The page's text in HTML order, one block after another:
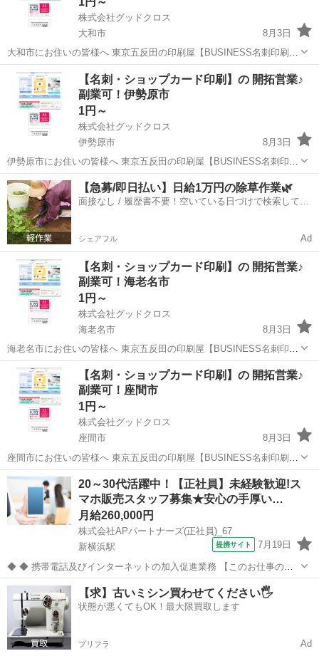
株式会社グッドクロス
大和市
8月3日
大和市にお住いの皆様へ 東京五反田の印刷屋【BUSINESS名刺印刷
所】です。 Wワーク・副業として 企業や飲食店等の店舗に対して 名
刺印刷の開拓営業 を行っていただける方を募集しています。 今のあ
な...
神奈川 大和市 営業 スタッフ
【名刺・ショップカード印刷】の 開拓営業♪
副業可！伊勢原市
1円～
株式会社グッドクロス
伊勢原市
8月3日
伊勢原市にお住いの皆様へ 東京五反田の印刷屋【BUSINESS名刺印刷
所】です。 Wワーク・副業として 企業や飲食店等の店舗に対して 名
刺印刷の開拓営業 を行っていただける方を募集しています。 今のあ...
神奈川 伊勢原市 営業 スタッフ
【急募/即日払い】日給1万円の除草作業🌿
面接なし / 履歴書不要！空いている日づけで検索して即
シェアフル Ad
【名刺・ショップカード印刷】の 開拓営業♪
副業可！海老名市
1円～
株式会社グッドクロス
海老名市
8月3日
海老名市にお住いの皆様へ 東京五反田の印刷屋【BUSINESS名刺印刷
所】です。 Wワーク・副業として 企業や飲食店等の店舗に対して 名
刺印刷の開拓営業 を行っていただける方を募集しています。 今のあ...
神奈川 海老名市 営業 スタッフ
【名刺・ショップカード印刷】の 開拓営業♪
副業可！座間市
1円～
株式会社グッドクロス
座間市
8月3日
座間市にお住いの皆様へ 東京五反田の印刷屋【BUSINESS名刺印刷
所】です。 Wワーク・副業として 企業や飲食店等の店舗に対して 名
刺印刷の開拓営業 を行っていただける方を募集しています。 今のあ
な...
神奈川 座間市 営業 スタッフ
20～30代活躍中！【正社員】未経験歓迎!ス
マホ販売スタッフ募集★安心の手厚い…
月給260,000円
株式会社APパートナーズ(正社員)_67
新横浜駅
提携サイト 7月19日
◆ ◆ 携帯電話及びインターネットの加入促進業務 【このお仕事のお
すすめポイント】 ・ゼロからでも始められる充実の研修制度！ ・分か
らないことは先輩スタッフにすぐ聞ける！手厚いサポート体制あり！
・働きやすい環境で長く...
神奈川 横浜市 新横浜駅 携帯ショップ
【求】古いミシン買わせてください🖐️
状態が悪くてもOK！最大限買取します
プリフラ Ad